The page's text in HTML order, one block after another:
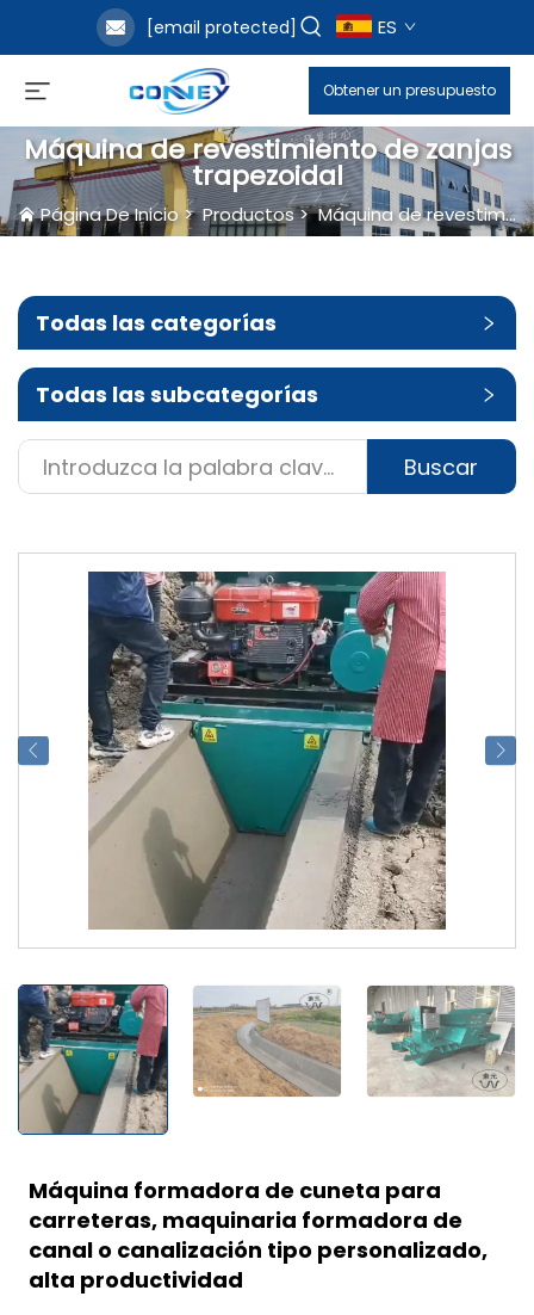
[email protected] ES
Obtener un presupuesto
Máquina de revestimiento de zanjas
trapezoidal
Página De Inicio>Productos>Máquina de revestimiento de zanjas
Todas las categorías
Todas las subcategorías
Buscar
Máquina formadora de cuneta para
carreteras, maquinaria formadora de
canal o canalización tipo personalizado,
alta productividad